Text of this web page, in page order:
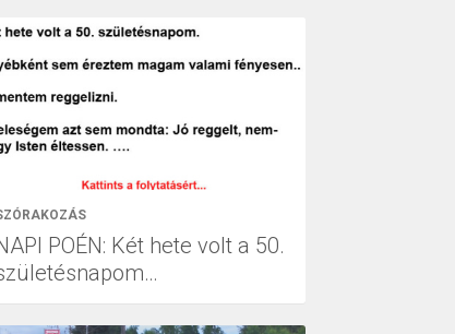
POÉN: Két hete volt a 50.